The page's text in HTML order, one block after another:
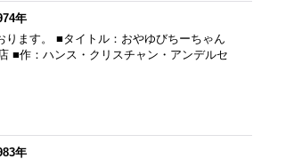
年
ます。 ■タイトル：おやゆびちーちゃん
■作：ハンス・クリスチャン・アンデルセ
年